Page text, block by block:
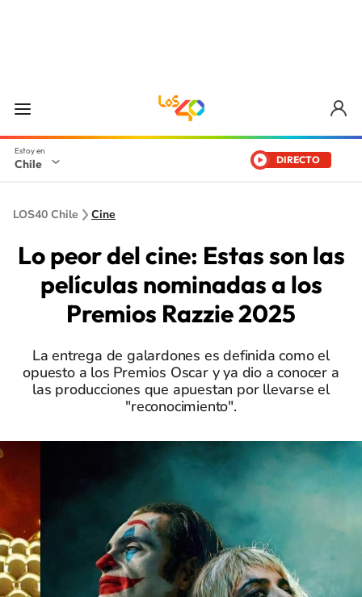
Chile DIRECTO
LOS40 Chile Cine
Lo peor del cine: Estas son las
películas nominadas a los
Premios Razzie 2025
La entrega de galardones es definida como el
opuesto a los Premios Oscar y ya dio a conocer a
las producciones que apuestan por llevarse el
"reconocimiento".